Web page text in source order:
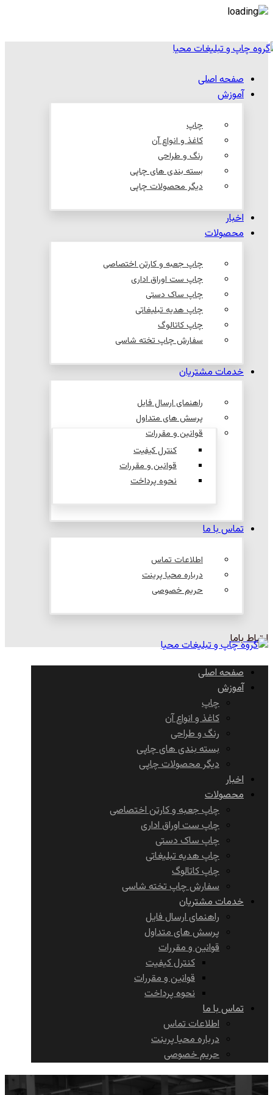
صفحه اصلی
آموزش
چاپ
کاغذ و انواع آن
رنگ و طراحی
بسته بندی های چاپی
دیگر محصولات چاپی
اخبار
محصولات
چاپ جعبه و کارتن اختصاصی
چاپ ست اوراق اداری
چاپ ساک دستی
چاپ هدیه تبلیغاتی
چاپ کاتالوگ
سفارش چاپ تخته شاسی
خدمات مشتریان
راهنمای ارسال فایل
پرسش های متداول
قوانین و مقررات
کنترل کیفیت
قوانین و مقررات
نحوه پرداخت
تماس با ما
اطلاعات تماس
درباره محیا پرینت
حریم خصوصی
ارتباط باما
صفحه اصلی
آموزش
چاپ
کاغذ و انواع آن
رنگ و طراحی
بسته بندی های چاپی
دیگر محصولات چاپی
اخبار
محصولات
چاپ جعبه و کارتن اختصاصی
چاپ ست اوراق اداری
چاپ ساک دستی
چاپ هدیه تبلیغاتی
چاپ کاتالوگ
سفارش چاپ تخته شاسی
خدمات مشتریان
راهنمای ارسال فایل
پرسش های متداول
قوانین و مقررات
کنترل کیفیت
قوانین و مقررات
نحوه پرداخت
تماس با ما
اطلاعات تماس
درباره محیا پرینت
حریم خصوصی